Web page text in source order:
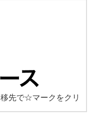
移先で☆マークをクリ